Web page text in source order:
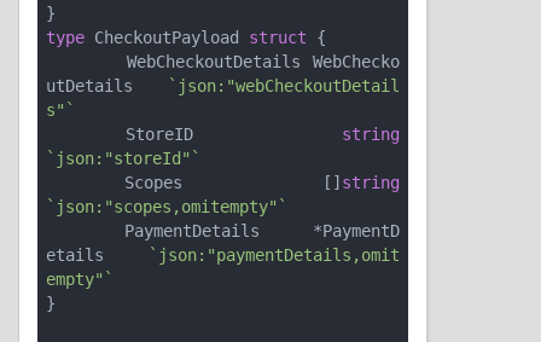
type CheckoutPayload struct {
utDetails
`json:"webCheckoutDetail
s"`
	StoreID
string
`json:"storeId"`
	Scopes             []
string
`json:"scopes,omitempty"`
etails
`json:"paymentDetails,omit
empty"`
}